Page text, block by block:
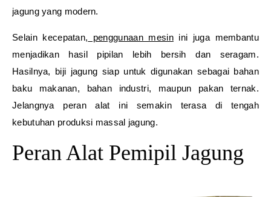
jagung yang modern.
Selain kecepatan, penggunaan mesinini juga membantu
menjadikan hasil pipilan lebih bersih dan seragam.
Hasilnya, biji jagung siap untuk digunakan sebagai bahan
baku makanan, bahan industri, maupun pakan ternak.
Jelangnya peran alat ini semakin terasa di tengah
kebutuhan produksi massal jagung.
Peran Alat Pemipil Jagung